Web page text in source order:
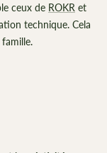
ceux de ROKR et
technique. Cela